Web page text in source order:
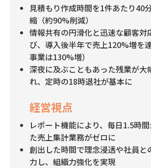
見積もり作成時間を1件あたり40
縮（約90%削減）
情報共有の円滑化と迅速な顧客対
び、導入後半年で売上120%増を
事業は130%増）
深夜に及ぶこともあった残業が大
れ、定時の18時退社が基本に
経営視点
レポート機能により、毎日1.5時
た売上集計業務がゼロに
創出した時間で理念浸透や社員と
力し、組織力強化を実現